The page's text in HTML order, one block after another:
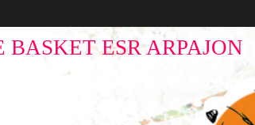
BASKET ESR ARPAJON